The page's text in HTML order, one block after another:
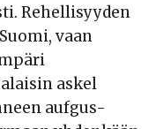
Rehellisyyden
vaan
askel
aufgus-